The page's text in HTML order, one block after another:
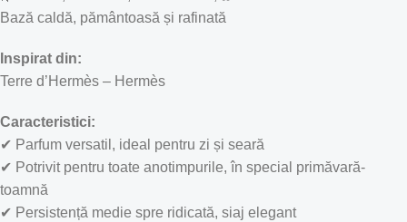
Bază caldă, pământoasă și rafinată
Inspirat din:
Terre d’Hermès – Hermès
Caracteristici:
✔ Parfum versatil, ideal pentru zi și seară
✔ Potrivit pentru toate anotimpurile, în special primăvară-
toamnă
✔ Persistență medie spre ridicată, siaj elegant